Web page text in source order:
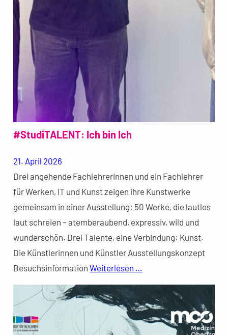
#StudiTALENT: Ich bin Ich
21. April 2026
Drei angehende Fachlehrerinnen und ein Fachlehrer
für Werken, IT und Kunst zeigen ihre Kunstwerke
gemeinsam in einer Ausstellung: 50 Werke, die lautlos
laut schreien – atemberaubend, expressiv, wild und
wunderschön. Drei Talente, eine Verbindung: Kunst.
Die Künstlerinnen und Künstler Ausstellungskonzept
Besuchsinformation Weiterlesen …